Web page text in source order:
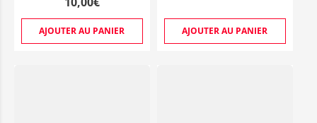
AJOUTER AU PANIER AJOUTER AU PANIER